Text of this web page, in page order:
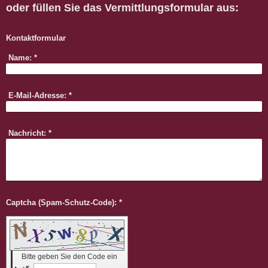
oder füllen Sie das Vermittlungsformular aus:
Kontaktformular
Name: *
E-Mail-Adresse: *
Nachricht: *
Captcha (Spam-Schutz-Code): *
Bitte geben Sie den Code ein